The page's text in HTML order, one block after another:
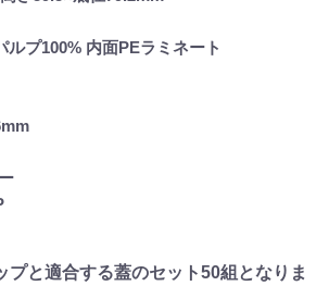
プ100% 内面PEラミネート
プと適合する蓋のセット50組となりま